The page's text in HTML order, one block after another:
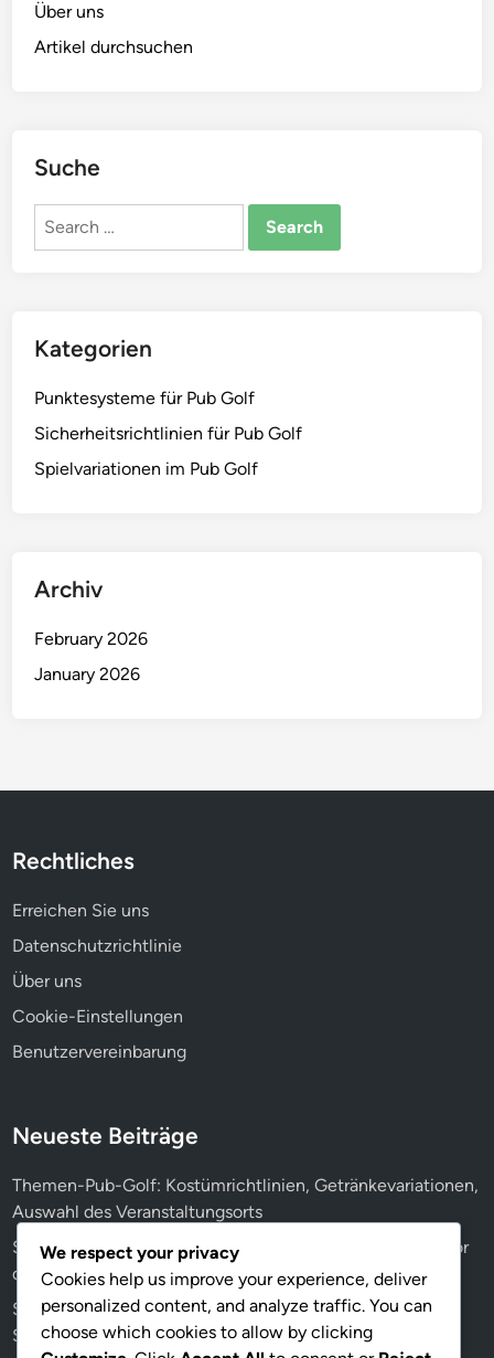
Über uns
Artikel durchsuchen
Suche
Search
Kategorien
Punktesysteme für Pub Golf
Sicherheitsrichtlinien für Pub Golf
Spielvariationen im Pub Golf
Archiv
February 2026
January 2026
Rechtliches
Erreichen Sie uns
Datenschutzrichtlinie
Über uns
Cookie-Einstellungen
Benutzervereinbarung
Neueste Beiträge
Themen-Pub-Golf: Kostümrichtlinien, Getränkevariationen,
Auswahl des Veranstaltungsorts
Sicherheitsbesprechungen für Pub Golf: Anweisungen vor
dem Spiel, Teilnehmerbewusstsein, Protokolle
Sicherheit für Mini Pub Golf: Vereinfachte Protokolle,
Schnelle Reaktionen, Anpassungen
We respect your privacy
Cookies help us improve your experience, deliver
personalized content, and analyze traffic. You can
choose which cookies to allow by clicking